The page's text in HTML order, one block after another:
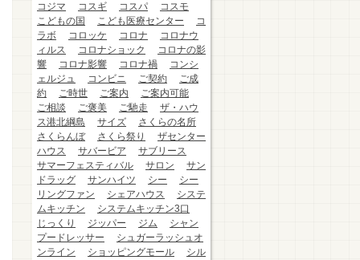
コジマ
コスギ コスパ
コスモ
こどもの国
こども医療センター
コ
ラボ
コロッケ コロナ
コロナウ
ィルス
コロナショック
コロナの影
響
コロナ影響 コロナ禍
コンシ
ェルジュ
コンビニ ご契約
ご成
約
ご時世 ご案内
ご案内可能
ご相談
ご褒美 ご馳走
ザ・ハウ
ス港北綱島
サイズ
さくらの名所
さくらんぼ
さくら祭り
ザセンター
ハウス
サバービア
サブリース
サマーフェスティバル
サロン
サン
ドラッグ
サンハイツ シー
シー
リングファン
シェアハウス
システ
ムキッチン
システムキッチン3口
じっくり
ジッパー ジム
シャン
プードレッサー
シュガーラッシュオ
ンライン
ショッピングモール
シル